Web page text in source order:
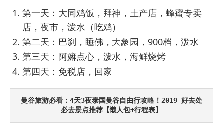
第一天：大同鸡饭，拜神，土产店，蜂蜜专卖
店，夜市，泼水（吃鸡）
第二天：巴刹，睡佛，大象园，900档，泼水
第三天：阿嫲点心，泼水，海鲜烧烤
第四天：免税店，回家
曼谷旅游必看： 4天3夜泰国曼谷自由行攻略！2019 好去处
必去景点推荐【懒人包+行程表】